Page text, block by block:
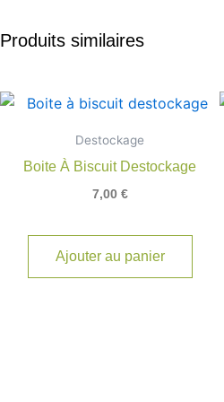
Produits similaires
Destockage
Boite À Biscuit Destockage
7,00 €
Ajouter au panier